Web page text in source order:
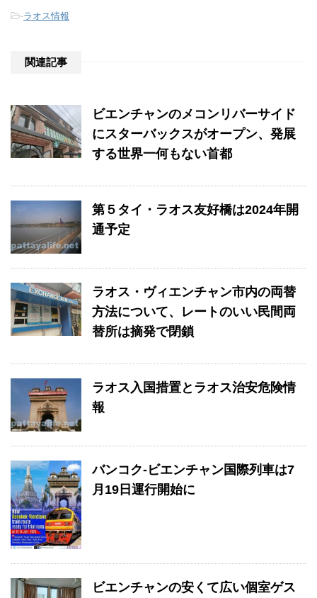
-ラオス情報
関連記事
ビエンチャンのメコンリバーサイド
にスターバックスがオープン、発展
する世界一何もない首都
第５タイ・ラオス友好橋は2024年開
通予定
ラオス・ヴィエンチャン市内の両替
方法について、レートのいい民間両
替所は摘発で閉鎖
ラオス入国措置とラオス治安危険情
報
バンコク-ビエンチャン国際列車は7
月19日運行開始に
ビエンチャンの安くて広い個室ゲス